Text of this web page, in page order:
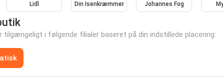
Lidl Din Isenkræmmer Johannes Fog
i følgende filialer baseret på din indstillede placering: